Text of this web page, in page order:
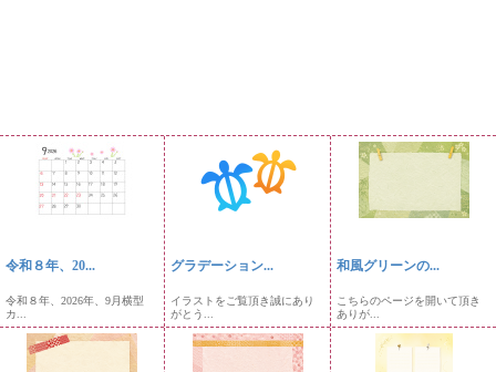
令和８年、20...
令和８年、2026年、9月横型
カ...
グラデーション...
イラストをご覧頂き誠にあり
がとう...
和風グリーンの...
こちらのページを開いて頂き
ありが...